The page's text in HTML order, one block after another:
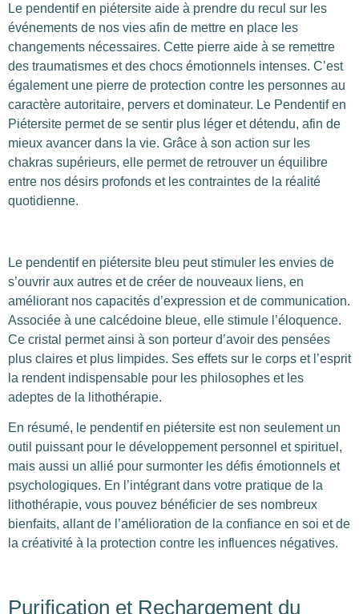
Le pendentif en piétersite aide à prendre du recul sur les
événements de nos vies afin de mettre en place les
changements nécessaires. Cette pierre aide à se remettre
des traumatismes et des chocs émotionnels intenses. C’est
également une pierre de protection contre les personnes au
caractère autoritaire, pervers et dominateur. Le Pendentif en
Piétersite permet de se sentir plus léger et détendu, afin de
mieux avancer dans la vie. Grâce à son action sur les
chakras supérieurs, elle permet de retrouver un équilibre
entre nos désirs profonds et les contraintes de la réalité
quotidienne.
Le pendentif en piétersite bleu peut stimuler les envies de
s’ouvrir aux autres et de créer de nouveaux liens, en
améliorant nos capacités d’expression et de communication.
Associée à une calcédoine bleue, elle stimule l’éloquence.
Ce cristal permet ainsi à son porteur d’avoir des pensées
plus claires et plus limpides. Ses effets sur le corps et l’esprit
la rendent indispensable pour les philosophes et les
adeptes de la lithothérapie.
En résumé, le pendentif en piétersite est non seulement un
outil puissant pour le développement personnel et spirituel,
mais aussi un allié pour surmonter les défis émotionnels et
psychologiques. En l’intégrant dans votre pratique de la
lithothérapie, vous pouvez bénéficier de ses nombreux
bienfaits, allant de l’amélioration de la confiance en soi et de
la créativité à la protection contre les influences négatives.
Purification et Rechargement du